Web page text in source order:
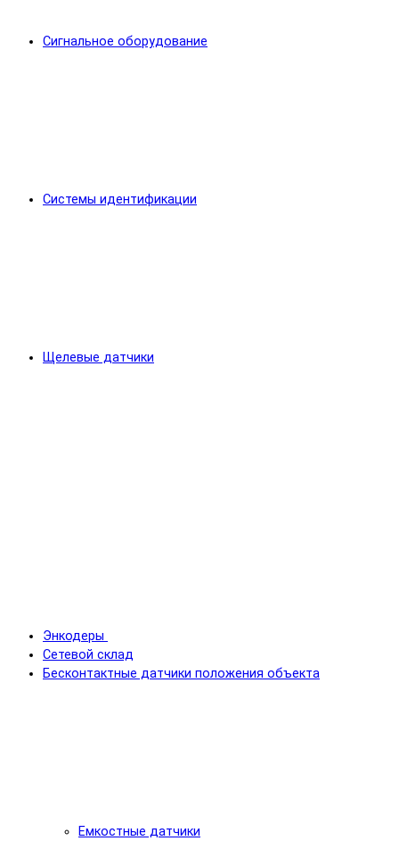
Сигнальное оборудование
Системы идентификации
Щелевые датчики
Энкодеры
Сетевой склад
Бесконтактные датчики положения объекта
Емкостные датчики